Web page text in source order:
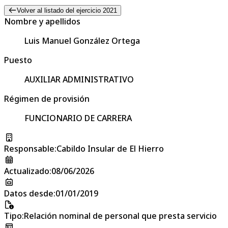
Volver al listado del ejercicio 2021
Nombre y apellidos
Luis Manuel González Ortega
Puesto
AUXILIAR ADMINISTRATIVO
Régimen de provisión
FUNCIONARIO DE CARRERA
Responsable:Cabildo Insular de El Hierro
Actualizado:08/06/2026
Datos desde:01/01/2019
Tipo:Relación nominal de personal que presta servicio